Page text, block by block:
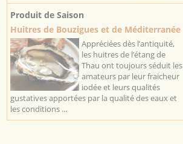
Produit de Saison
Huitres de Bouzigues et de Méditerranée
Appréciées dès l’antiquité,
les huitres de l’étang de
Thau ont toujours séduit les
amateurs par leur fraicheur
iodée et leurs qualités
gustatives apportées par la qualité des eaux et
les conditions ...